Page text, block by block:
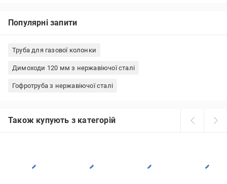
Популярні запити
Труба для газової колонки
Димоходи 120 мм з нержавіючої сталі
Гофротруба з нержавіючої сталі
Також купують з категорій